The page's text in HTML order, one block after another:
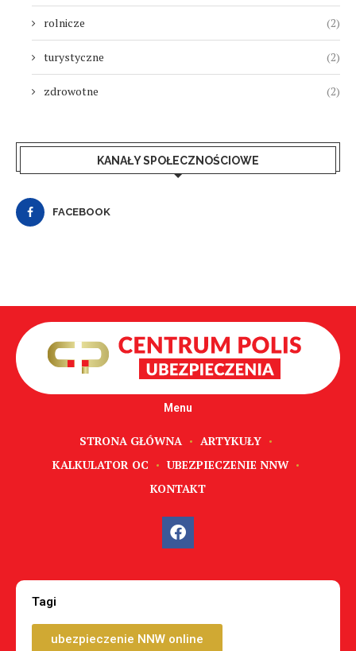
rolnicze (2)
turystyczne (2)
zdrowotne (2)
KANAŁY SPOŁECZNOŚCIOWE
FACEBOOK
Menu
STRONA GŁÓWNA
ARTYKUŁY
KALKULATOR OC
UBEZPIECZENIE NNW
KONTAKT
Tagi
ubezpieczenie NNW online